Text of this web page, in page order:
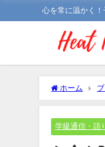
心を常に温かく！
ホーム
学級通信・語